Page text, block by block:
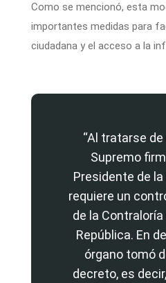
Como se mencionó, esta
importantes medidas para
ciudadana y el acceso a la
“Al tratarse
Supremo
Presidente de
requiere un
de la Contraloría
República. En
órgano tomó
decreto, es